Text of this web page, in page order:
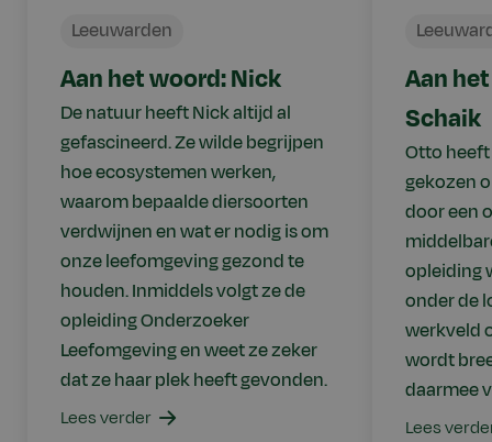
Leeuwarden
Aan het woord: Nick
De natuur heeft Nick altijd al
gefascineerd. Ze wilde begrijpen
hoe ecosystemen werken,
waarom bepaalde diersoorten
verdwijnen en wat er nodig is om
onze leefomgeving gezond te
houden. Inmiddels volgt ze de
opleiding Onderzoeker
Leefomgeving en weet ze zeker
dat ze haar plek heeft gevonden.
Lees verder
Aan
Schaik
Otto
gekozen
door een
opleiding
onder de
werkveld
wordt
daarmee
Lees